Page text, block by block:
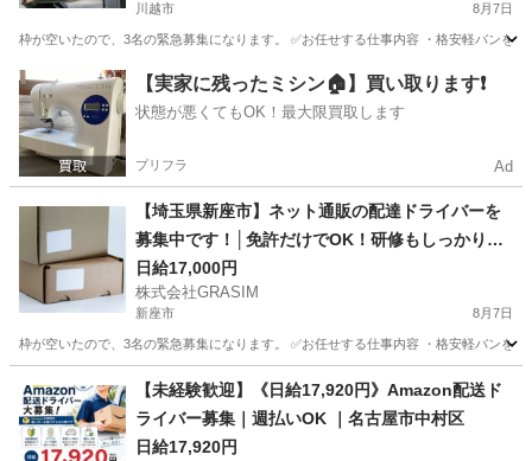
川越市 8月7日
枠が空いたので、3名の緊急募集になります。 ✅お任せする仕事内容 ・格安軽バン
川越市 ドライバー 荷物
【実家に残ったミシン🏠】買い取ります❗️
状態が悪くてもOK！最大限買取します
プリフラ Ad
【埼玉県新座市】ネット通販の配達ドライバーを
募集中です！│免許だけでOK！研修もしっかりあ
ります！
日給17,000円
株式会社GRASIM
新座市 8月7日
枠が空いたので、3名の緊急募集になります。 ✅お任せする仕事内容 ・格安軽バン
ドライバー 荷物
【未経験歓迎】《日給17,920円》Amazon配送ド
ライバー募集｜週払いOK ｜名古屋市中村区
日給17,920円